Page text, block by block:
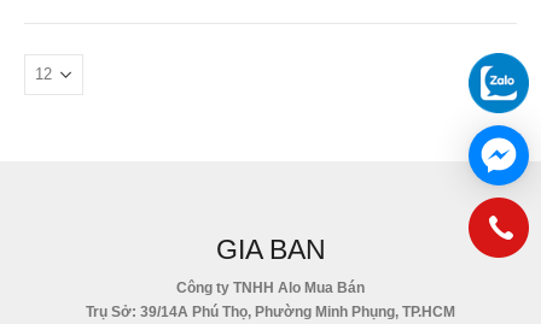
GIA BAN
Công ty TNHH Alo Mua Bán
Trụ Sở: 39/14A Phú Thọ, Phường Minh Phụng, TP.HCM